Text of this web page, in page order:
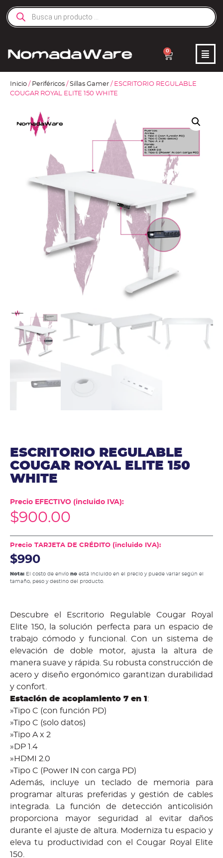
0
Inicio / Periféricos / Sillas Gamer / ESCRITORIO REGULABLE
COUGAR ROYAL ELITE 150 WHITE
ESCRITORIO REGULABLE
COUGAR ROYAL ELITE 150
WHITE
Precio EFECTIVO (incluido IVA):
$900.00
Precio TARJETA DE CRÉDITO (incluido IVA):
$990
Nota: El costo de envío no está incluido en el precio y puede variar según el
tamaño, peso y destino del producto.
Descubre el Escritorio Regulable Cougar Royal
Elite 150, la solución perfecta para un espacio de
trabajo cómodo y funcional. Con un sistema de
elevación de doble motor, ajusta la altura de
manera suave y rápida. Su robusta construcción de
acero y diseño ergonómico garantizan durabilidad
y confort.
Estación de acoplamiento 7 en 1 :
»Tipo C (con función PD)
»Tipo C (solo datos)
»Tipo A x 2
»DP 1.4
»HDMI 2.0
»Tipo C (Power IN con carga PD)
Además, incluye un teclado de memoria para
programar alturas preferidas y gestión de cables
integrada. La función de detección anticolisión
proporciona mayor seguridad al evitar daños
durante el ajuste de altura. Moderniza tu espacio y
eleva tu productividad con el Cougar Royal Elite
150.